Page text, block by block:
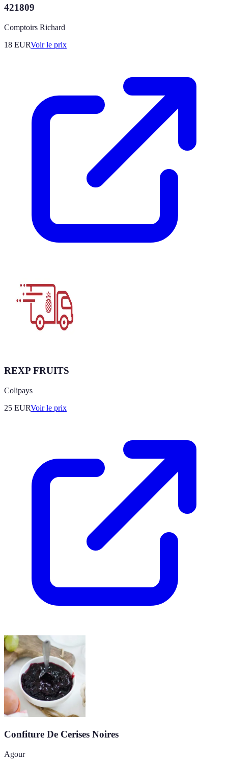
421809
Comptoirs Richard
18 EURVoir le prix
REXP FRUITS
Colipays
25 EURVoir le prix
Confiture De Cerises Noires
Agour